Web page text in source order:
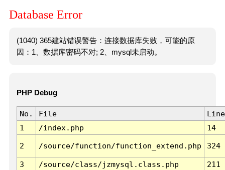
Database Error
(1040) 365建站错误警告：连接数据库失败，可能的原
因：1、数据库密码不对; 2、mysql未启动。
PHP Debug
No. File
Line
1
/index.php 14
2 /source/function/function_extend.php 324
3 /source/class/jzmysql.class.php
211